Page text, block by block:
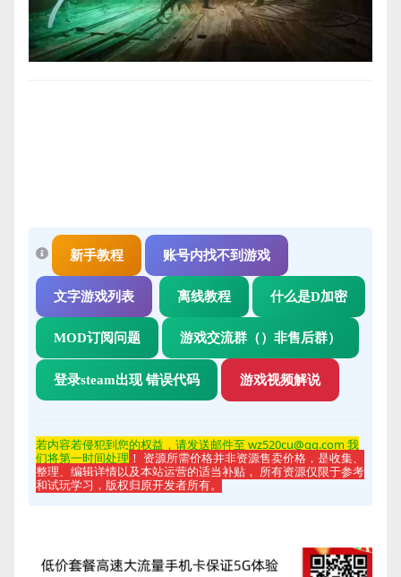
新手教程 账号内找不到游戏
文字游戏列表 离线教程 什么是D加密
MOD订阅问题 游戏交流群（）非售后群）
登录steam出现 错误代码 游戏视频解说
若内容若侵犯到您的权益，请发送邮件至 wz520cu@qq.com 我
们将第一时间处理 ！ 资源所需价格并非资源售卖价格，是收集、
整理、编辑详情以及本站运营的适当补贴， 所有资源仅限于参考
和试玩学习，版权归原开发者所有。